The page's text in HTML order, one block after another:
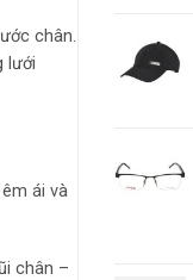
chân.
lưới
ái và
chân –